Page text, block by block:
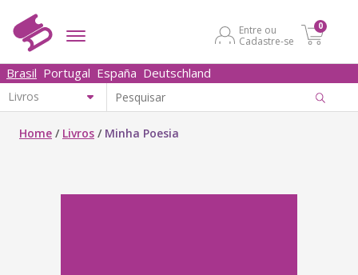
Entre ou
Cadastre-se
0
Brasil Portugal España Deutschland
Home / Livros / Minha Poesia